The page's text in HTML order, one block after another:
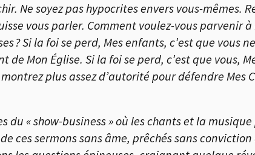
Ne soyez pas hypocrites envers vous-mêmes.
vous parler. Comment voulez-vous parvenir
? Si la foi se perd, Mes enfants, c’est que vous
de Mon Église. Si la foi se perd, c’est que vous,
plus assez d’autorité pour défendre Mes
du « show-business » où les chants et la
ces sermons sans âme, prêchés sans